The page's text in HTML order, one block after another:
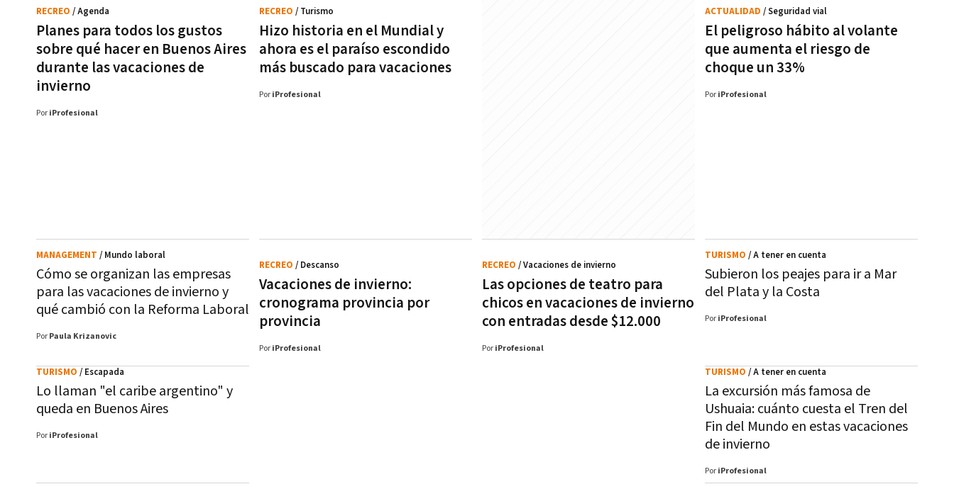
Planes para todos los gustos
sobre qué hacer en Buenos Aires
durante las vacaciones de
invierno
RECREO / Agenda
Por iProfesional
Hizo historia en el Mundial y
ahora es el paraíso escondido
más buscado para vacaciones
RECREO / Turismo
Por iProfesional
El peligroso hábito al volante
que aumenta el riesgo de
choque un 33%
ACTUALIDAD / Seguridad vial
Por iProfesional
Cómo se organizan las empresas
para las vacaciones de invierno y
qué cambió con la Reforma Laboral
MANAGEMENT / Mundo laboral
Por Paula Krizanovic
Lo llaman "el caribe argentino" y
queda en Buenos Aires
TURISMO / Escapada
Por iProfesional
Vacaciones de invierno:
cronograma provincia por
provincia
RECREO / Descanso
Por iProfesional
Las opciones de teatro para
chicos en vacaciones de invierno
con entradas desde $12.000
RECREO / Vacaciones de invierno
Por iProfesional
Subieron los peajes para ir a Mar
del Plata y la Costa
TURISMO / A tener en cuenta
Por iProfesional
La excursión más famosa de
Ushuaia: cuánto cuesta el Tren del
Fin del Mundo en estas vacaciones
de invierno
TURISMO / A tener en cuenta
Por iProfesional